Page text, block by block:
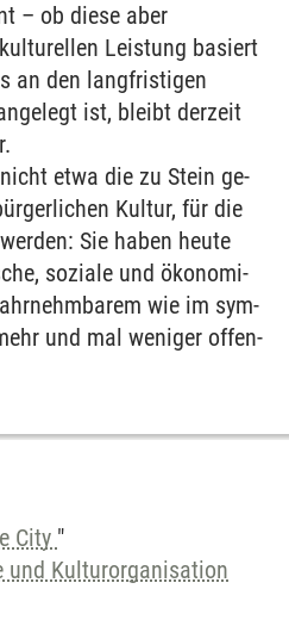
– ob die­se aber
Leis­tung ba­siert
an den lang­fris­ti­gen
ist, bleibt der­zeit
etwa die zu Stein ge­
Kul­tur, für die
Sie ha­ben heu­te
so­zia­le und öko­no­mi­
wie im sym­
und mal we­ni­ger of­fen­
City "
Kulturorganisation